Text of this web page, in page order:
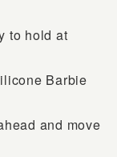
to hold at
Barbie
and move